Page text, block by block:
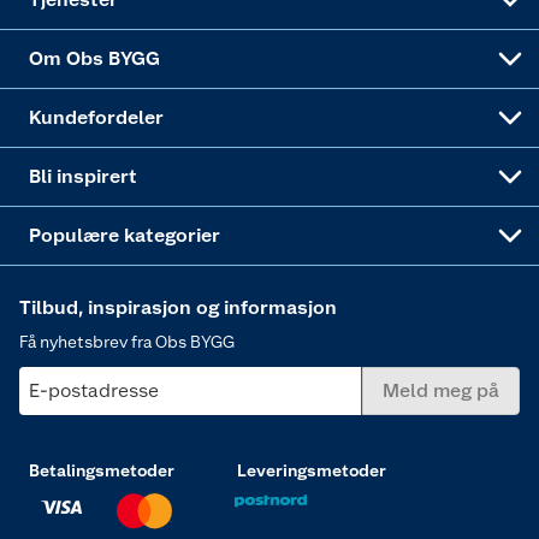
Om Obs BYGG
Kundefordeler
Bli inspirert
Populære kategorier
Tilbud, inspirasjon og informasjon
Få nyhetsbrev fra Obs BYGG
E-postadresse Meld meg på
Betalingsmetoder Leveringsmetoder